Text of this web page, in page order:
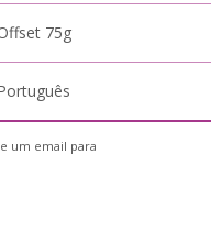
75g
um email para